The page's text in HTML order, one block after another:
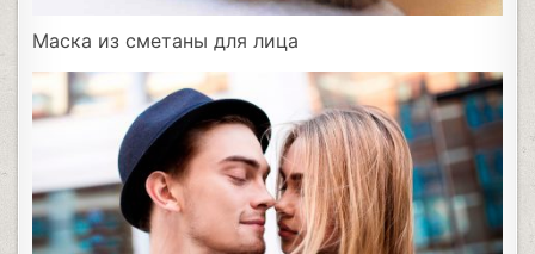
Маска из сметаны для лица